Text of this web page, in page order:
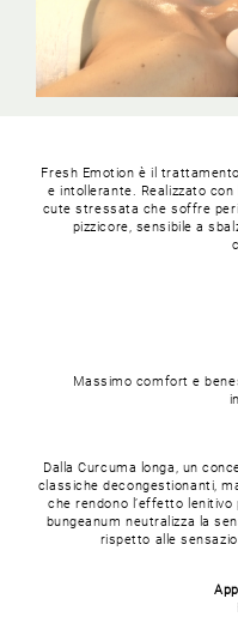
Fresh Emotion è il
e intollerante. Realizzato
cute stressata che soffre
pizzicore, sensibile a
Massimo comfort e
Dalla Curcuma longa, un
classiche decongestionanti,
che rendono l’effetto
bungeanum neutralizza la
rispetto alle